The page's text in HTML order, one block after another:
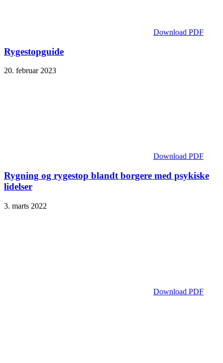
Download PDF
Rygestopguide
20. februar 2023
Download PDF
Rygning og rygestop blandt borgere med psykiske
lidelser
3. marts 2022
Download PDF